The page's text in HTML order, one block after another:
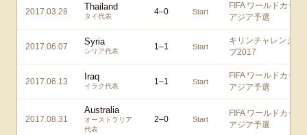
2017.03.28 Thailand
タイ代表 4–0 Start
FIFA ワールドカップ
アジア予選
2017.06.07 Syria
シリア代表 1–1 Start
キリンチャレンジカ
プ2017
2017.06.13 Iraq
イラク代表 1–1 Start
FIFA ワールドカップ
アジア予選
2017.08.31
Australia
オーストラリア
代表
2–0 Start
FIFA ワールドカップ
アジア予選